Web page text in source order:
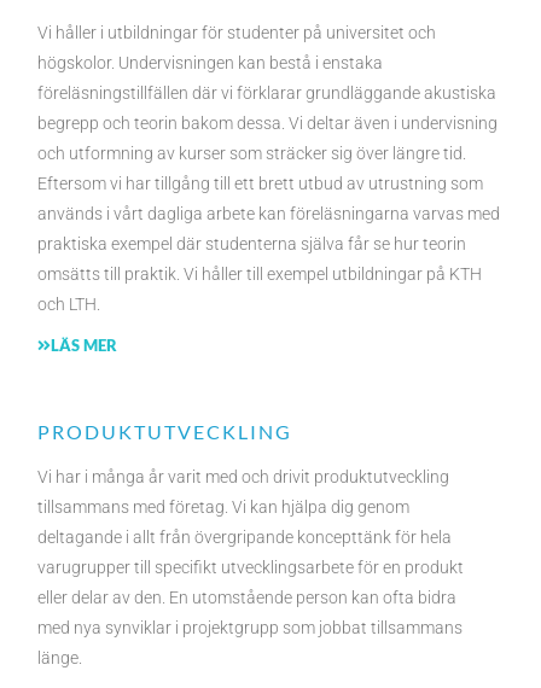
Vi håller i utbildningar för studenter på universitet och
högskolor. Undervisningen kan bestå i enstaka
föreläsningstillfällen där vi förklarar grundläggande akustiska
begrepp och teorin bakom dessa. Vi deltar även i undervisning
och utformning av kurser som sträcker sig över längre tid.
Eftersom vi har tillgång till ett brett utbud av utrustning som
används i vårt dagliga arbete kan föreläsningarna varvas med
praktiska exempel där studenterna själva får se hur teorin
omsätts till praktik. Vi håller till exempel utbildningar på KTH
och LTH.
LÄS MER
PRODUKTUTVECKLING
Vi har i många år varit med och drivit produktutveckling
tillsammans med företag. Vi kan hjälpa dig genom
deltagande i allt från övergripande koncepttänk för hela
varugrupper till specifikt utvecklingsarbete för en produkt
eller delar av den. En utomstående person kan ofta bidra
med nya synviklar i projektgrupp som jobbat tillsammans
länge.